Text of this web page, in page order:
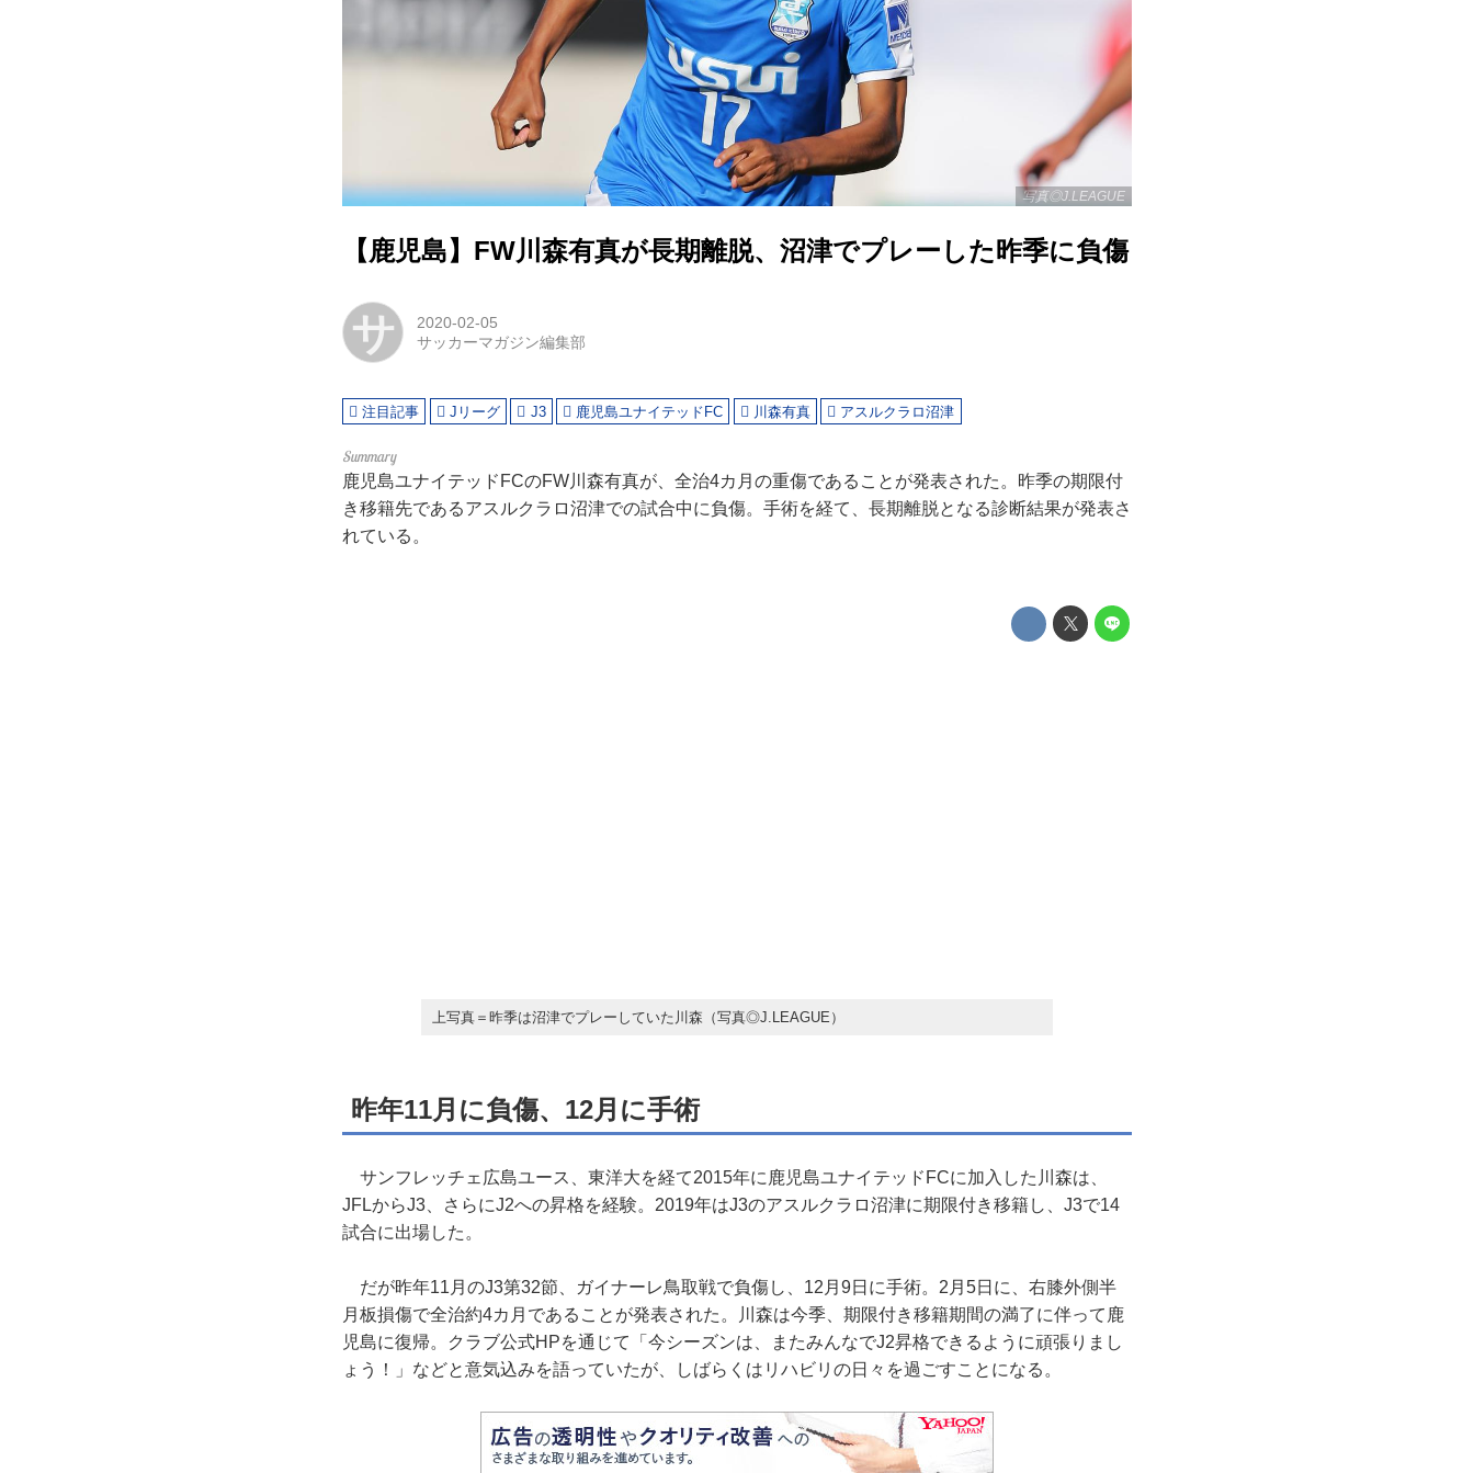
写真◎J.LEAGUE
【鹿児島】FW川森有真が長期離脱、沼津でプレーした昨季に負傷
サ
2020-02-05
サッカーマガジン編集部
注目記事 Jリーグ J3 鹿児島ユナイテッドFC 川森有真 アスルクラロ沼津
鹿児島ユナイテッドFCのFW川森有真が、全治4カ月の重傷であることが発表された。昨季の期限付
き移籍先であるアスルクラロ沼津での試合中に負傷。手術を経て、長期離脱となる診断結果が発表さ
れている。
上写真＝昨季は沼津でプレーしていた川森（写真◎J.LEAGUE）
昨年11月に負傷、12月に手術
サンフレッチェ広島ユース、東洋大を経て2015年に鹿児島ユナイテッドFCに加入した川森は、
JFLからJ3、さらにJ2への昇格を経験。2019年はJ3のアスルクラロ沼津に期限付き移籍し、J3で14
試合に出場した。
だが昨年11月のJ3第32節、ガイナーレ鳥取戦で負傷し、12月9日に手術。2月5日に、右膝外側半
月板損傷で全治約4カ月であることが発表された。川森は今季、期限付き移籍期間の満了に伴って鹿
児島に復帰。クラブ公式HPを通じて「今シーズンは、またみんなでJ2昇格できるように頑張りまし
ょう！」などと意気込みを語っていたが、しばらくはリハビリの日々を過ごすことになる。